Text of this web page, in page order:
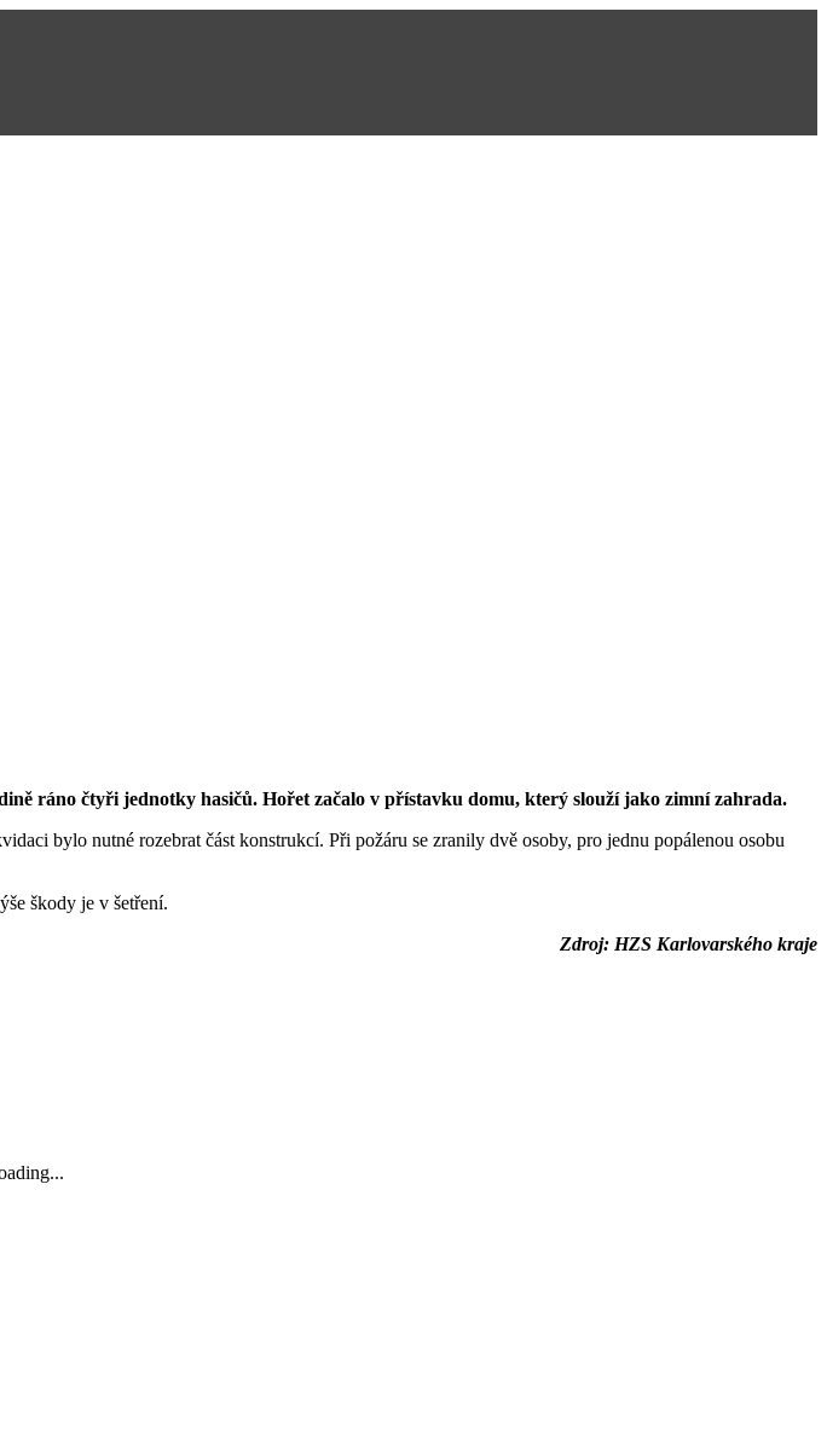
ráno čtyři jednotky hasičů. Hořet začalo v přístavku domu, který slouží jako zimní zahrada.
bylo nutné rozebrat část konstrukcí. Při požáru se zranily dvě osoby, pro jednu popálenou osobu
škody je v šetření.
Zdroj: HZS Karlovarského kraje